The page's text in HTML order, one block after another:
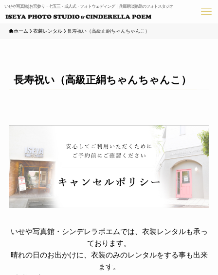
いせや写真館 | お宮参り・七五三・成人式・フォトウェディング｜兵庫県淡路島のフォトスタジオ
ホーム 衣装レンタル 長寿祝い（高級正絹ちゃんちゃんこ）
長寿祝い（高級正絹ちゃんちゃんこ）
いせや写真館・シンデレラポエムでは、衣装レンタルも承っ
ております。
晴れの日のお出かけに、衣装のみのレンタルをする事も出来
ます。